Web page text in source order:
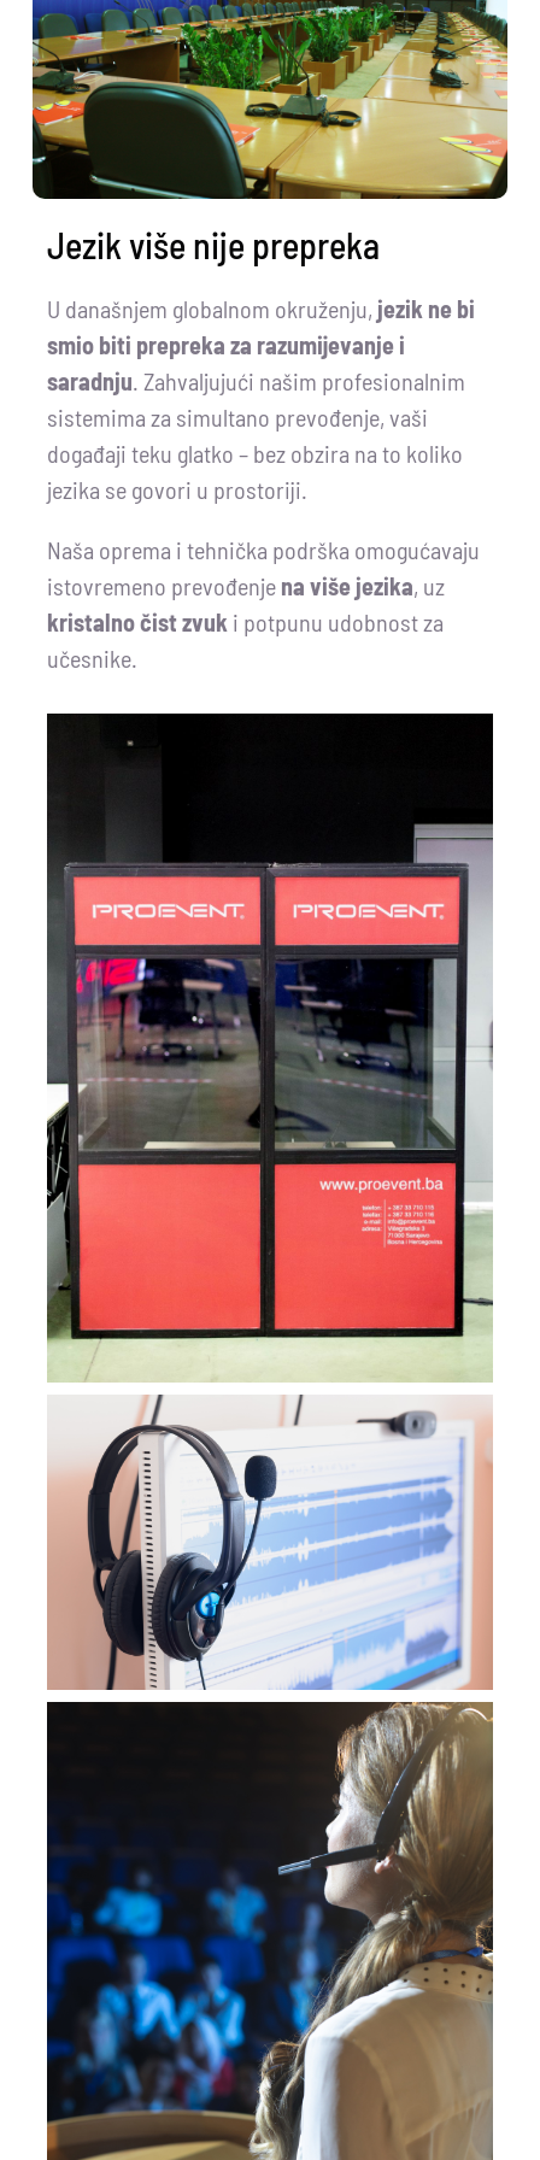
Jezik više nije prepreka
U današnjem globalnom okruženju, jezik ne bi
smio biti prepreka za razumijevanje i
saradnju. Zahvaljujući našim profesionalnim
sistemima za simultano prevođenje, vaši
događaji teku glatko – bez obzira na to koliko
jezika se govori u prostoriji.
Naša oprema i tehnička podrška omogućavaju
istovremeno prevođenje na više jezika, uz
kristalno čist zvuk i potpunu udobnost za
učesnike.